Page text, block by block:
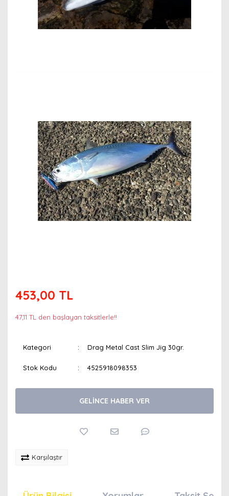
453,00 TL
47,11 TL den başlayan taksitlerle!!
Kategori Drag Metal Cast Slim Jig 30gr.
Stok Kodu 4525918098353
GELİNCE HABER VER
Karşılaştır